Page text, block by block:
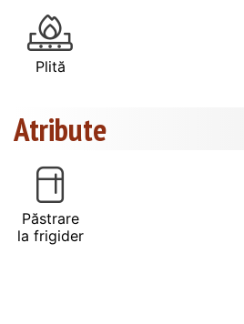
Plită
Atribute
Păstrare
la frigider